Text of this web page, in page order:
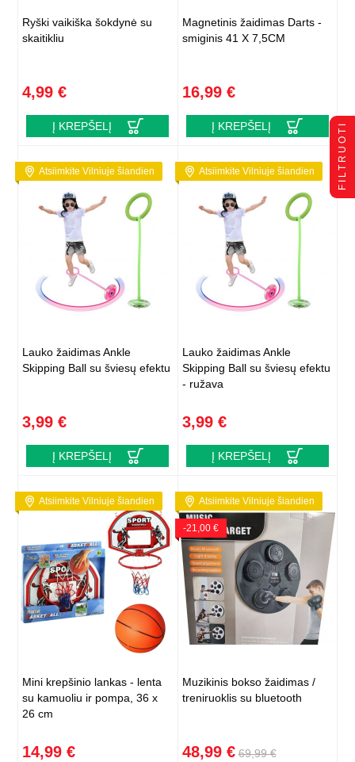
Ryški vaikiška šokdynė su
skaitikliu
4,99 €
Į KREPŠELĮ
Magnetinis žaidimas Darts -
smiginis 41 X 7,5CM
16,99 €
Į KREPŠELĮ
Atsiimkite Vilniuje šiandien
Lauko žaidimas Ankle
Skipping Ball su šviesų efektu
3,99 €
Į KREPŠELĮ
Atsiimkite Vilniuje šiandien
Lauko žaidimas Ankle
Skipping Ball su šviesų efektu
- ružava
3,99 €
Į KREPŠELĮ
Atsiimkite Vilniuje šiandien
Mini krepšinio lankas - lenta
su kamuoliu ir pompa, 36 x
26 cm
14,99 €
Atsiimkite Vilniuje šiandien
-21,00 €
Muzikinis bokso žaidimas /
treniruoklis su bluetooth
48,99 € 69,99 €
FILTRUOTI